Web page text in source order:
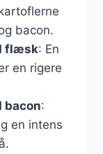
bacon.
flæsk: En
en rigere
bacon:
en intens